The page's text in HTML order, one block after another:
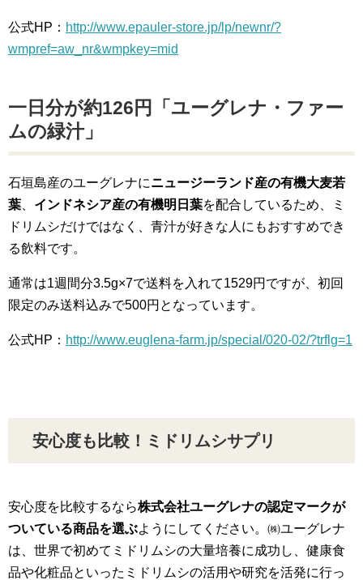
公式HP： http://www.epauler-store.jp/lp/newnr/?
wmpref=aw_nr&wmpkey=mid
一日分が約126円「ユーグレナ・ファー
ムの緑汁」
石垣島産のユーグレナにニュージーランド産の有機大麦若
葉
インドネシア産の有機明日葉を配合しているため、ミ
ドリムシだけではなく、青汁が好きな人にもおすすめでき
る飲料です。
通常は1週間分3.5g×7で送料を入れて1529円ですが、初回
限定のみ送料込みで500円となっています。
公式HP： http://www.euglena-farm.jp/special/020-02/?trflg=1
安心度も比較！ミドリムシサプリ
安心度を比較するなら株式会社ユーグレナの認定マークが
ついている商品を選ぶようにしてください。㈱ユーグレナ
は、世界で初めてミドリムシの大量培養に成功し、健康食
品や化粧品といったミドリムシの活用や研究を活発に行っ